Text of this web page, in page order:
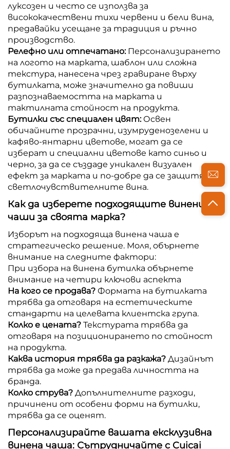
луксозен и често се използва за
висококачествени тихи червени и бели вина,
предавайки усещане за традиция и ръчно
производство.
Релефно или отпечатано: Персонализирането
на логото на марката, шаблон или сложна
текстура, нанесена чрез гравиране върху
бутилката, може значително да повиши
разпознаваемостта на марката и
тактилната стойност на продукта.
Бутилки със специален цвят: Освен
обичайните прозрачни, изумруденозелени и
кафяво-янтарни цветове, могат да се
изберат и специални цветове като синьо и
черно, за да се създаде уникален визуален
ефект за марката и по-добре да се защитят
светлочувствителните вина.
Как да изберете подходящите винени
чаши за своята марка?
Изборът на подходяща винена чаша е
стратегическо решение. Моля, обърнете
внимание на следните фактори:
При избора на винена бутилка обърнете
внимание на четири ключови аспекта
На кого се продава? Формата на бутилката
трябва да отговаря на естетическите
стандарти на целевата клиентска група.
Колко е цената? Текстурата трябва да
отговаря на позиционирането по стойност
на продукта.
Каква история трябва да разкажа? Дизайнът
трябва да може да предава личността на
бранда.
Колко струва? Допълнителните разходи,
причинени от особени форми на бутилки,
трябва да се оценят.
Персонализирайте вашата ексклузивна
винена чаша: Сътрудничайте с Cuicai